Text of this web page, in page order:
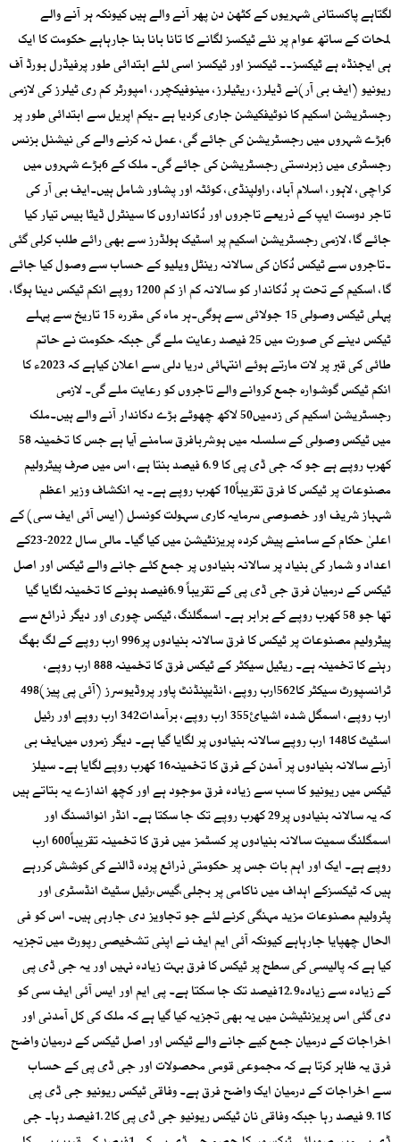
لگتاہے پاکستانی شہریوں کے کٹھن دن پھر آنے والے ہیں کیونکہ ہر آنے والے
لمحات کے ساتھ عوام پر نئے ٹیکسز لگانے کا تانا بانا بنا جارہاہے حکومت کا ایک
ہی ایجنڈہ ہے ٹیکسز۔۔ ٹیکسز اور ٹیکسز اسی لئے ابتدائی طور پرفیڈرل بورڈ آف
ریونیو (ایف بی آر)نے ڈیلرز، ریٹیلرز، مینوفیکچرر، امپورٹر کم ری ٹیلرز کی لازمی
رجسٹریشن اسکیم کا نوٹیفکیشن جاری کردیا ہے ۔یکم اپریل سے ابتدائی طور پر
6بڑے شہروں میں رجسٹریشن کی جائے گی، عمل نہ کرنے والے کی نیشنل بزنس
رجسٹری میں زبردستی رجسٹریشن کی جائے گی۔ ملک کے 6بڑے شہروں میں
کراچی، لاہور، اسلام آباد، راولپنڈی، کوئٹہ اور پشاور شامل ہیں۔ایف بی آر کی
تاجر دوست ایپ کے ذریعے تاجروں اور دُکانداروں کا سینٹرل ڈیٹا بیس تیار کیا
جائے گا، لازمی رجسٹریشن اسکیم پر اسٹیک ہولڈرز سے بھی رائے طلب کرلی گئی
۔تاجروں سے ٹیکس دُکان کی سالانہ رینٹل ویلیو کے حساب سے وصول کیا جائے
گا، اسکیم کے تحت ہر دُکاندار کو سالانہ کم از کم 1200 روپے انکم ٹیکس دینا ہوگا،
پہلی ٹیکس وصولی 15 جولائی سے ہوگی۔ہر ماہ کی مقررہ 15 تاریخ سے پہلے
ٹیکس دینے کی صورت میں 25 فیصد رعایت ملے گی جبکہ حکومت نے حاتم
طائی کی قبر پر لات مارتے ہوئے انتہائی دریا دلی سے اعلان کیاہے کہ 2023ء کا
انکم ٹیکس گوشوارہ جمع کروانے والے تاجروں کو رعایت ملے گی۔ لازمی
رجسٹریشن اسکیم کی زدمیں50 لاکھ چھوٹے بڑے دکاندار آنے والے ہیں۔ملک
میں ٹیکس وصولی کے سلسلہ میں ہوشربافرق سامنے آیا ہے جس کا تخمینہ 58
کھرب روپے ہے جو کہ جی ڈی پی کا 6.9 فیصد بنتا ہے، اس میں صرف پیٹرولیم
مصنوعات پر ٹیکس کا فرق تقریباً10 کھرب روپے ہے۔ یہ انکشاف وزیر اعظم
شہباز شریف اور خصوصی سرمایہ کاری سہولت کونسل (ایس آئی ایف سی) کے
اعلیٰ حکام کے سامنے پیش کردہ پریزنٹیشن میں کیا گیا۔ مالی سال 2022-23کے
اعداد و شمار کی بنیاد پر سالانہ بنیادوں پر جمع کئے جانے والے ٹیکس اور اصل
ٹیکس کے درمیان فرق جی ڈی پی کے تقریباً 6.9فیصد ہونے کا تخمینہ لگایا گیا
تھا جو 58 کھرب روپے کے برابر ہے۔ اسمگلنگ، ٹیکس چوری اور دیگر ذرائع سے
پیٹرولیم مصنوعات پر ٹیکس کا فرق سالانہ بنیادوں پر996 ارب روپے کے لگ بھگ
رہنے کا تخمینہ ہے۔ ریٹیل سیکٹر کے ٹیکس فرق کا تخمینہ 888 ارب روپے،
ٹرانسپورٹ سیکٹر کا562ارب روپے، انڈیپنڈنٹ پاور پروڈیوسرز (آئی پی پیز)498
ارب روپے، اسمگل شدہ اشیائ355 ارب روپے، برآمدات342 ارب روپے اور رئیل
اسٹیٹ کا148 ارب روپے سالانہ بنیادوں پر لگایا گیا ہے۔ دیگر زمروں میںایف بی
آرنے سالانہ بنیادوں پر آمدن کے فرق کا تخمینہ16 کھرب روپے لگایا ہے۔ سیلز
ٹیکس میں ریونیو کا سب سے زیادہ فرق موجود ہے اور کچھ اندازے یہ بتاتے ہیں
کہ یہ سالانہ بنیادوں پر29 کھرب روپے تک جا سکتا ہے۔ انڈر انوائسنگ اور
اسمگلنگ سمیت سالانہ بنیادوں پر کسٹمز میں فرق کا تخمینہ تقریباً600 ارب
روپے ہے۔ ایک اور اہم بات جس پر حکومتی ذرائع پردہ ڈالنے کی کوشش کررہے
ہیں کہ ٹیکسزکے اہداف میں ناکامی پر بجلی،گیس،رئیل سٹیٹ انڈسٹری اور
پٹرولیم مصنوعات مزید مہنگی کرنے لئے جو تجاویز دی جارہی ہیں۔ اس کو فی
الحال چھپایا جارہاہے کیونکہ آئی ایم ایف نے اپنی تشخیصی رپورٹ میں تجزیہ
کیا ہے کہ پالیسی کی سطح پر ٹیکس کا فرق بہت زیادہ نہیں اور یہ جی ڈی پی
کے زیادہ سے زیادہ12.9فیصد تک جا سکتا ہے۔ پی ایم اور ایس آئی ایف سی کو
دی گئی اس پریزنٹیشن میں یہ بھی تجزیہ کیا گیا ہے کہ ملک کی کل آمدنی اور
اخراجات کے درمیان جمع کیے جانے والے ٹیکس اور اصل ٹیکس کے درمیان واضح
فرق یہ ظاہر کرتا ہے کہ مجموعی قومی محصولات اور جی ڈی پی کے حساب
سے اخراجات کے درمیان ایک واضح فرق ہے۔ وفاقی ٹیکس ریونیو جی ڈی پی
کا9.1 فیصد رہا جبکہ وفاقی نان ٹیکس ریونیو جی ڈی پی کا1.2فیصد رہا۔ جی